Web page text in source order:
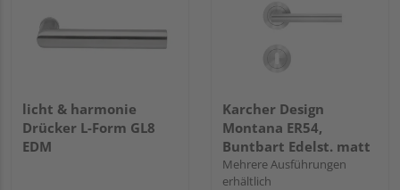
licht & harmonie
Drücker L-Form GL8
EDM
Karcher Design
Montana ER54,
Buntbart Edelst. matt
Mehrere Ausführungen
erhältlich